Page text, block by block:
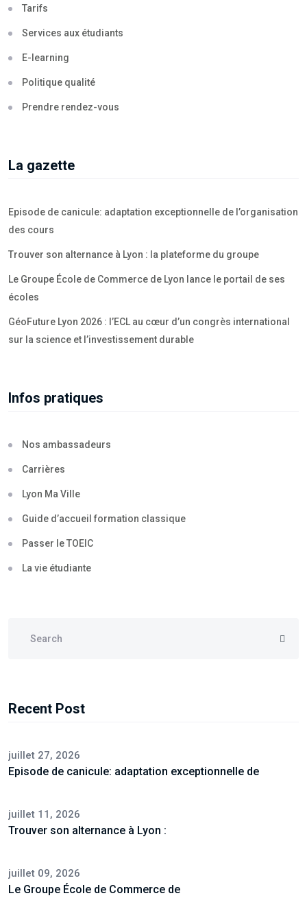
Tarifs
Services aux étudiants
E-learning
Politique qualité
Prendre rendez-vous
La gazette
Episode de canicule: adaptation exceptionnelle de l’organisation
des cours
Trouver son alternance à Lyon : la plateforme du groupe
Le Groupe École de Commerce de Lyon lance le portail de ses
écoles
GéoFuture Lyon 2026 : l’ECL au cœur d’un congrès international
sur la science et l’investissement durable
Infos pratiques
Nos ambassadeurs
Carrières
Lyon Ma Ville
Guide d’accueil formation classique
Passer le TOEIC
La vie étudiante
Recent Post
juillet 27, 2026
Episode de canicule: adaptation exceptionnelle de
juillet 11, 2026
Trouver son alternance à Lyon :
juillet 09, 2026
Le Groupe École de Commerce de